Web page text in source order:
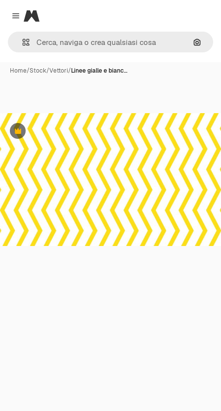
Close menu
Magnific
Cerca
Home/Stock/Vettori/Linee gialle e bianc…
Premium